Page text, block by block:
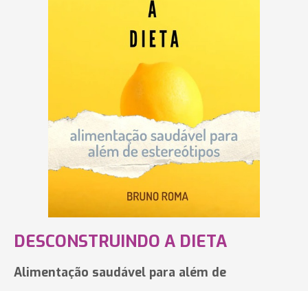
DESCONSTRUINDO A DIETA
Alimentação saudável para além de